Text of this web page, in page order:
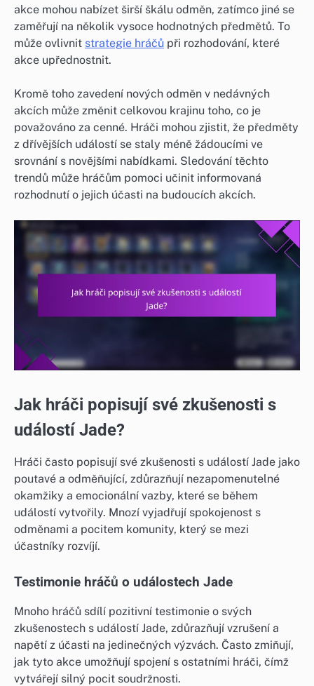
akce mohou nabízet širší škálu odměn, zatímco jiné se
zaměřují na několik vysoce hodnotných předmětů. To
může ovlivnit strategie hráčů při rozhodování, které
akce upřednostnit.
Kromě toho zavedení nových odměn v nedávných
akcích může změnit celkovou krajinu toho, co je
považováno za cenné. Hráči mohou zjistit, že předměty
z dřívějších událostí se staly méně žádoucími ve
srovnání s novějšími nabídkami. Sledování těchto
trendů může hráčům pomoci učinit informovaná
rozhodnutí o jejich účasti na budoucích akcích.
Jak hráči popisují své zkušenosti s
událostí Jade?
Hráči často popisují své zkušenosti s událostí Jade jako
poutavé a odměňující, zdůrazňují nezapomenutelné
okamžiky a emocionální vazby, které se během
událostí vytvořily. Mnozí vyjadřují spokojenost s
odměnami a pocitem komunity, který se mezi
účastníky rozvíjí.
Testimonie hráčů o událostech Jade
Mnoho hráčů sdílí pozitivní testimonie o svých
zkušenostech s událostí Jade, zdůrazňují vzrušení a
napětí z účasti na jedinečných výzvách. Často zmiňují,
jak tyto akce umožňují spojení s ostatními hráči, čímž
vytvářejí silný pocit soudržnosti.